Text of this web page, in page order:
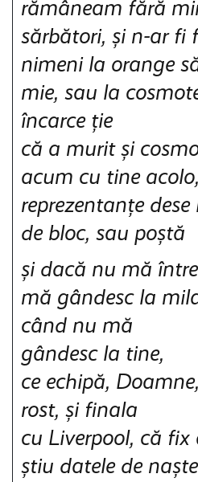
rămâneam fără
sărbători, și n-ar fi
nimeni la orange
mie, sau la
încarce ție
că a murit și
acum cu tine
reprezentanțe
de bloc, sau poștă
și dacă nu mă
mă gândesc la
când nu mă
gândesc la tine,
ce echipă,
rost, și finala
cu Liverpool, că
știu datele de